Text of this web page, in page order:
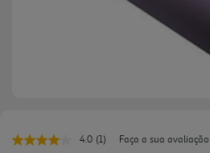
4.0 Leu
(1)
Faça a sua avaliação